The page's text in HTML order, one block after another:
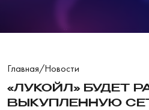
Главная/Новости
«ЛУКОЙЛ» БУДЕТ
ВЫКУПЛЕННУЮ